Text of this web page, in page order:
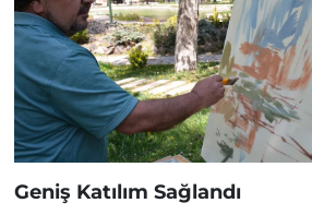
Geniş Katılım Sağlandı